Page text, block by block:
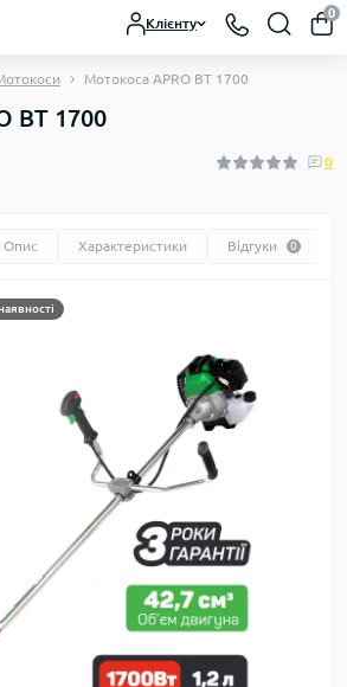
Клієнту
0
Мотокоса APRO ВТ 1700
ВТ 1700
0
Опис Характеристики Відгуки 0